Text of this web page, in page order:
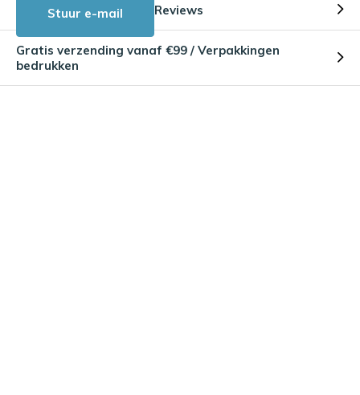
Stuur e-mail Reviews
Gratis verzending vanaf €99 / Verpakkingen
bedrukken